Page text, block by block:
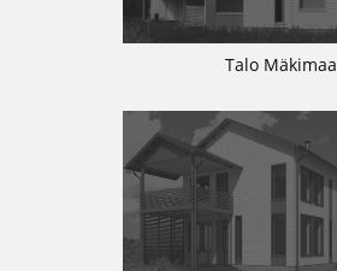
Talo Mäkimaa